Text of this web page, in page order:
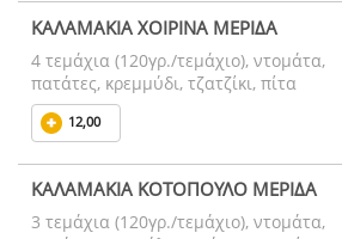
ΚΑΛΑΜΑΚΙΑ ΧΟΙΡΙΝΑ ΜΕΡΙΔΑ
4 τεμάχια (120γρ./τεμάχιο), ντομάτα,
πατάτες, κρεμμύδι, τζατζίκι, πίτα
12,00
ΚΑΛΑΜΑΚΙΑ ΚΟΤΟΠΟΥΛΟ ΜΕΡΙΔΑ
3 τεμάχια (120γρ./τεμάχιο), ντομάτα,